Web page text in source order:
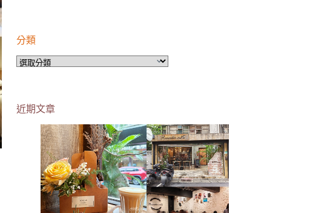
分類
分
近期文章